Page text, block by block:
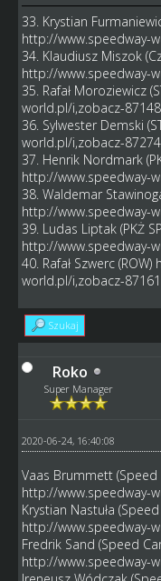
33. Krystian
http://www.speedway-
34. Klaudiusz Miszok
http://www.speedway-
35. Rafał Moroziewicz
world.pl/i,zobacz-87148
36. Sylwester Demski
world.pl/i,zobacz-87274
37. Henrik Nordmark
http://www.speedway-
38. Waldemar
http://www.speedway-
39. Ludas Liptak (PKŻ
http://www.speedway-
40. Rafał Szwerc (ROW)
world.pl/i,zobacz-87161
Szukaj
Roko
Super Manager
2020-06-24, 16:40:08
Vaas Brummett (Speed
http://www.speedway-
Krystian Nastuła
http://www.speedway-
Fredrik Sand (Speed
http://www.speedway-